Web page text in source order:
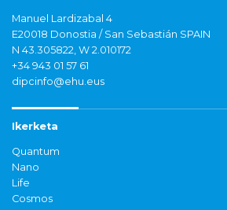
Manuel Lardizabal 4
E20018 Donostia / San Sebastián SPAIN
N 43.305822, W 2.010172
+34 943 01 57 61
dipcinfo@ehu.eus
Ikerketa
Quantum
Nano
Life
Cosmos